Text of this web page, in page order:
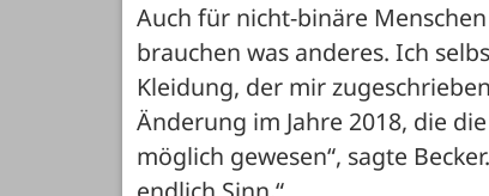
Auch für nicht-binäre
brauchen was anderes. Ich
Kleidung, der mir
Änderung im Jahre 2018, die
möglich gewesen“, sagte